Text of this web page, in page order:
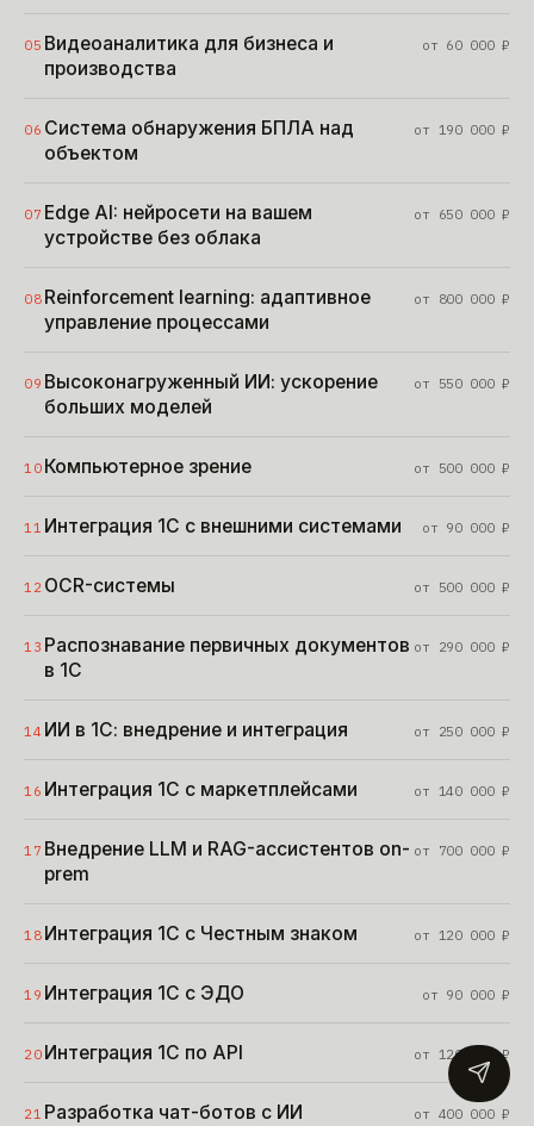
05 Видеоаналитика для бизнеса и
производства
от 60 000₽
06 Система обнаружения БПЛА над
объектом
от 190 000₽
07 Edge AI: нейросети на вашем
устройстве без облака
от 650 000₽
08 Reinforcement learning: адаптивное
управление процессами
от 800 000₽
09 Высоконагруженный ИИ: ускорение
больших моделей
от 550 000₽
10 Компьютерное зрение от 500 000₽
11 Интеграция 1С с внешними системами от 90 000₽
12 OCR-системы от 500 000₽
13 Распознавание первичных документов
в 1С
от 290 000₽
14 ИИ в 1С: внедрение и интеграция от 250 000₽
16 Интеграция 1С с маркетплейсами от 140 000₽
17 Внедрение LLM и RAG-ассистентов on-
prem
от 700 000₽
18 Интеграция 1С с Честным знаком от 120 000₽
19 Интеграция 1С с ЭДО от 90 000₽
20 Интеграция 1С по API от 120 000 ₽
21 Разработка чат-ботов с ИИ от 400 000₽